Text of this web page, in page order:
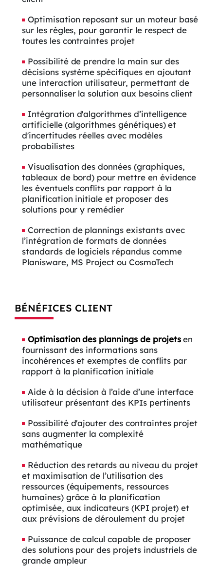
Optimisation reposant sur un moteur basé
sur les règles, pour garantir le respect de
toutes les contraintes projet
Possibilité de prendre la main sur des
décisions système spécifiques en ajoutant
une interaction utilisateur, permettant de
personnaliser la solution aux besoins client
Intégration d'algorithmes d’intelligence
artificielle (algorithmes génétiques) et
d'incertitudes réelles avec modèles
probabilistes
Visualisation des données (graphiques,
tableaux de bord) pour mettre en évidence
les éventuels conflits par rapport à la
planification initiale et proposer des
solutions pour y remédier
Correction de plannings existants avec
l’intégration de formats de données
standards de logiciels répandus comme
Planisware, MS Project ou CosmoTech
BÉNÉFICES CLIENT
Optimisation des plannings de projetsen
fournissant des informations sans
incohérences et exemptes de conflits par
rapport à la planification initiale
Aide à la décision à l’aide d’une interface
utilisateur présentant des KPIs pertinents
Possibilité d'ajouter des contraintes projet
sans augmenter la complexité
mathématique
Réduction des retards au niveau du projet
et maximisation de l’utilisation des
ressources (équipements, ressources
humaines) grâce à la planification
optimisée, aux indicateurs (KPI projet) et
aux prévisions de déroulement du projet
Puissance de calcul capable de proposer
des solutions pour des projets industriels de
grande ampleur